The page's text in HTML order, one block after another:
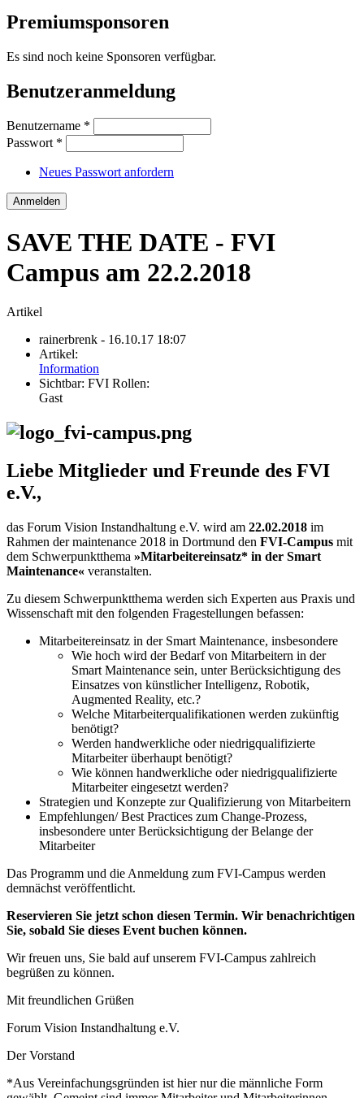
Premiumsponsoren
Es sind noch keine Sponsoren verfügbar.
Benutzeranmeldung
Benutzername *
Passwort *
Neues Passwort anfordern
SAVE THE DATE - FVI
Campus am 22.2.2018
Artikel
rainerbrenk - 16.10.17 18:07
Artikel:
Information
Sichtbar: FVI Rollen:
Gast
Liebe Mitglieder und Freunde des FVI
e.V.,
das Forum Vision Instandhaltung e.V. wird am 22.02.2018 im
Rahmen der maintenance 2018 in Dortmund den FVI-Campus mit
dem Schwerpunktthema »Mitarbeitereinsatz* in der Smart
Maintenance« veranstalten.
Zu diesem Schwerpunktthema werden sich Experten aus Praxis und
Wissenschaft mit den folgenden Fragestellungen befassen:
Mitarbeitereinsatz in der Smart Maintenance, insbesondere
Wie hoch wird der Bedarf von Mitarbeitern in der
Smart Maintenance sein, unter Berücksichtigung des
Einsatzes von künstlicher Intelligenz, Robotik,
Augmented Reality, etc.?
Welche Mitarbeiterqualifikationen werden zukünftig
benötigt?
Werden handwerkliche oder niedrigqualifizierte
Mitarbeiter überhaupt benötigt?
Wie können handwerkliche oder niedrigqualifizierte
Mitarbeiter eingesetzt werden?
Strategien und Konzepte zur Qualifizierung von Mitarbeitern
Empfehlungen/ Best Practices zum Change-Prozess,
insbesondere unter Berücksichtigung der Belange der
Mitarbeiter
Das Programm und die Anmeldung zum FVI-Campus werden
demnächst veröffentlicht.
Reservieren Sie jetzt schon diesen Termin. Wir benachrichtigen
Sie, sobald Sie dieses Event buchen können.
Wir freuen uns, Sie bald auf unserem FVI-Campus zahlreich
begrüßen zu können.
Mit freundlichen Grüßen
Forum Vision Instandhaltung e.V.
Der Vorstand
*Aus Vereinfachungsgründen ist hier nur die männliche Form